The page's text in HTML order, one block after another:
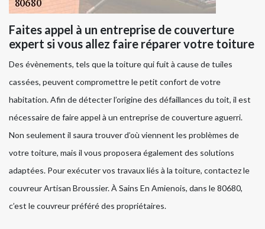
Faites appel à un entreprise de couverture
expert si vous allez faire réparer votre toiture
Des évènements, tels que la toiture qui fuit à cause de tuiles
cassées, peuvent compromettre le petit confort de votre
habitation. Afin de détecter l’origine des défaillances du toit, il est
nécessaire de faire appel à un entreprise de couverture aguerri.
Non seulement il saura trouver d’où viennent les problèmes de
votre toiture, mais il vous proposera également des solutions
adaptées. Pour exécuter vos travaux liés à la toiture, contactez le
couvreur Artisan Broussier. À Sains En Amienois, dans le 80680,
c’est le couvreur préféré des propriétaires.